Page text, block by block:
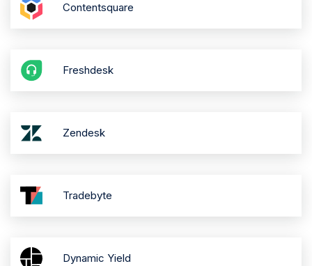
Contentsquare
Freshdesk
Zendesk
Tradebyte
Dynamic Yield